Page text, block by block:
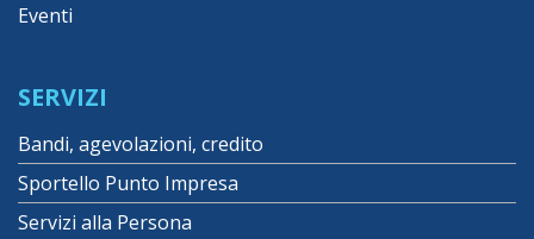
Eventi
SERVIZI
Bandi, agevolazioni, credito
Sportello Punto Impresa
Servizi alla Persona